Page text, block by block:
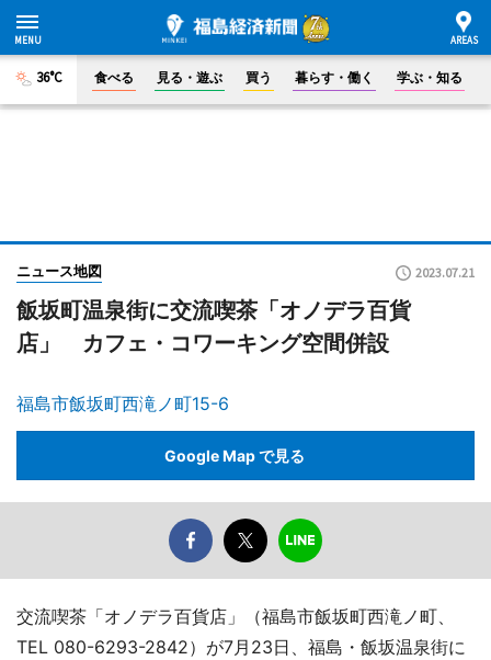
36°C 食べる 見る・遊ぶ 買う 暮らす・働く 学ぶ・知る
ニュース地図 2023.07.21
飯坂町温泉街に交流喫茶「オノデラ百貨
店」 カフェ・コワーキング空間併設
福島市飯坂町西滝ノ町15-6
Google Map で見る
交流喫茶「オノデラ百貨店」（福島市飯坂町西滝ノ町、
TEL 080-6293-2842）が7月23日、福島・飯坂温泉街に